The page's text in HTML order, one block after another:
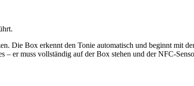
Die Box erkennt den Tonie automatisch und beginnt mit
er muss vollständig auf der Box stehen und der NFC-